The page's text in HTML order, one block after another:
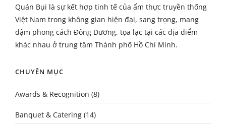
Quán Bụi là sự kết hợp tinh tế của ẩm thực truyền thống
Việt Nam trong không gian hiện đại, sang trọng, mang
đậm phong cách Đông Dương, tọa lạc tại các địa điểm
khác nhau ở trung tâm Thành phố Hồ Chí Minh.
CHUYÊN MỤC
Awards & Recognition (8)
Banquet & Catering (14)